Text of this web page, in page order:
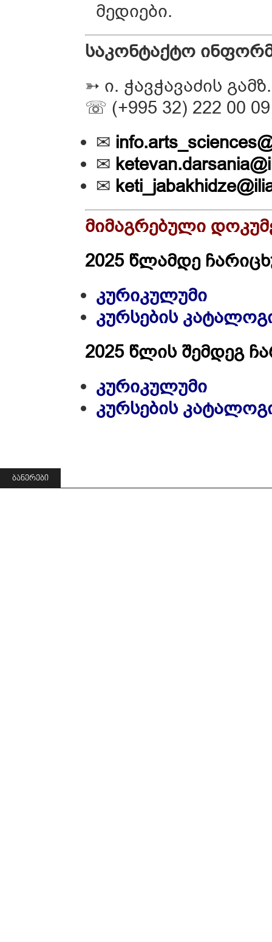
მედიები.
საკონტაქტო
➳ ი. ჭავჭავაძის
☏ (+995 32) 222 00
✉
✉
✉
მიმაგრებული
2025 წლამდე
კურიკულუმი
კურსების
2025 წლის შემდეგ
კურიკულუმი
კურსების
ᲑᲐᲜᲔᲠᲔᲑᲘ